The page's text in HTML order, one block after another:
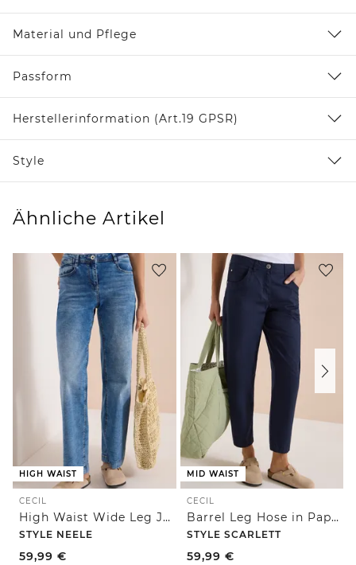
Material und Pflege
Passform
Herstellerinformation (Art.19 GPSR)
Style
Ähnliche Artikel
HIGH WAIST
CECIL
High Waist Wide Leg Jeans im Loose Fit
STYLE NEELE
59,99 €
MID WAIST
CECIL
Barrel Leg Hose in Papertouch Qualität
STYLE SCARLETT
59,99 €